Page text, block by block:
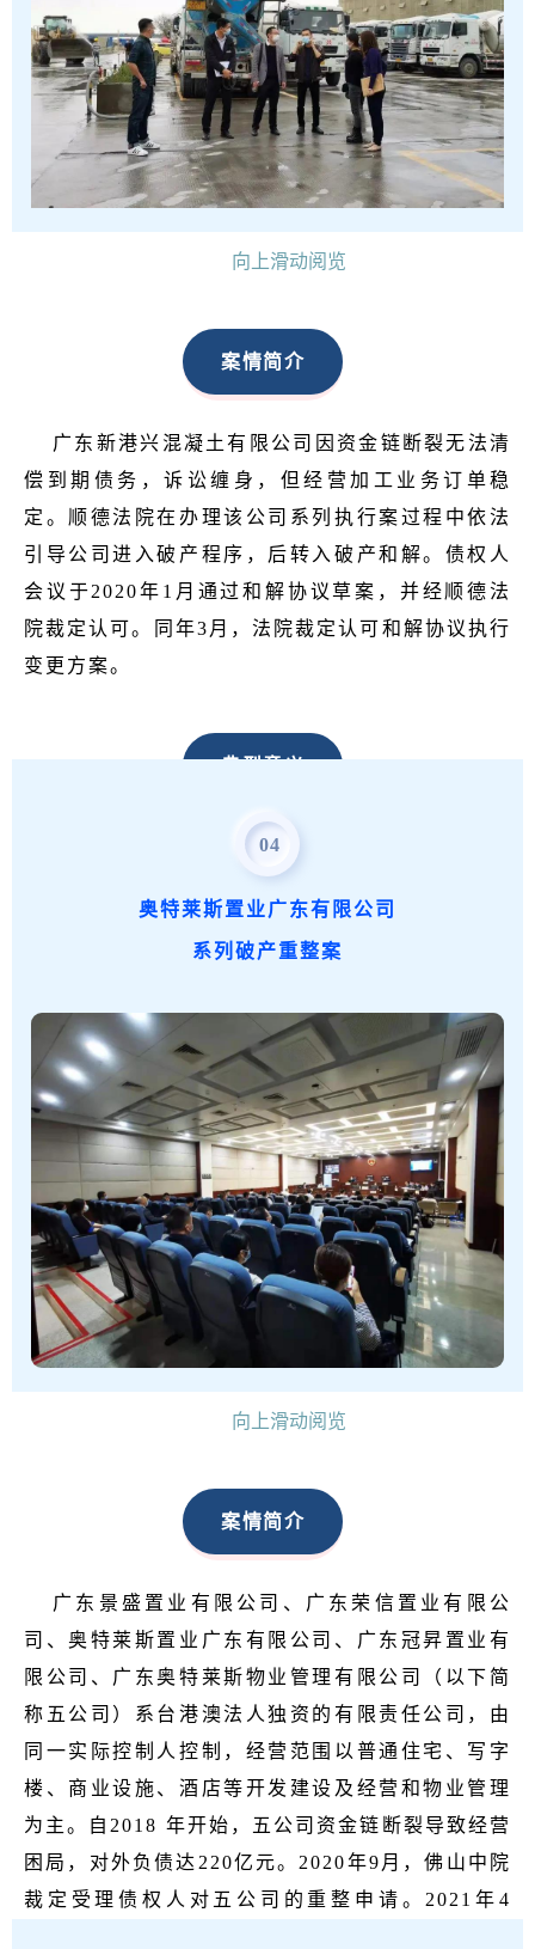
向上滑动阅览
案情简介
广东新港兴混凝土有限公司因资金链断裂无法清
偿到期债务，诉讼缠身，但经营加工业务订单稳
定。顺德法院在办理该公司系列执行案过程中依法
引导公司进入破产程序，后转入破产和解。债权人
会议于2020年1月通过和解协议草案，并经顺德法
院裁定认可。同年3月，法院裁定认可和解协议执行
变更方案。
法院通过破产和解一揽子解决企业债务
制度的保护和挽救功能。和解协议履行过程中，受
新冠肺炎疫情影响，新港兴公司清偿债务出现暂时
行方案，确保和解协议执行，帮助企业顺利复工复
产。该案入选全国法院服务保障疫情防控期间复工
复产民商事典型案例（第二批）。
04
奥特莱斯置业广东有限公司
系列破产重整案
向上滑动阅览
案情简介
广东景盛置业有限公司、广东荣信置业有限公
司、奥特莱斯置业广东有限公司、广东冠昇置业有
限公司、广东奥特莱斯物业管理有限公司（以下简
称五公司）系台港澳法人独资的有限责任公司，由
同一实际控制人控制，经营范围以普通住宅、写字
楼、商业设施、酒店等开发建设及经营和物业管理
为主。自2018 年开始，五公司资金链断裂导致经营
困局，对外负债达220亿元。2020年9月，佛山中院
裁定受理债权人对五公司的重整申请。2021年4